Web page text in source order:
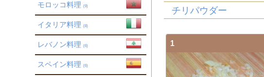
モロッコ料理 (9)
イタリア料理 (8)
レバノン料理 (6)
スペイン料理 (6)
チリパウダー
1